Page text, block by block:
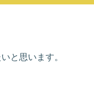
と思います。